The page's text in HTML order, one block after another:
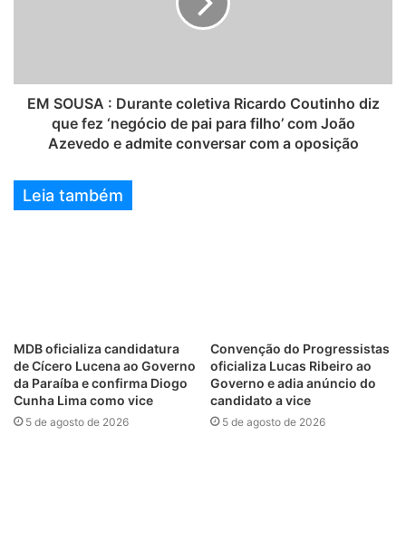
EM SOUSA : Durante coletiva Ricardo Coutinho diz
que fez ‘negócio de pai para filho’ com João
Azevedo e admite conversar com a oposição
Leia também
MDB oficializa candidatura
de Cícero Lucena ao Governo
da Paraíba e confirma Diogo
Cunha Lima como vice
5 de agosto de 2026
Convenção do Progressistas
oficializa Lucas Ribeiro ao
Governo e adia anúncio do
candidato a vice
5 de agosto de 2026